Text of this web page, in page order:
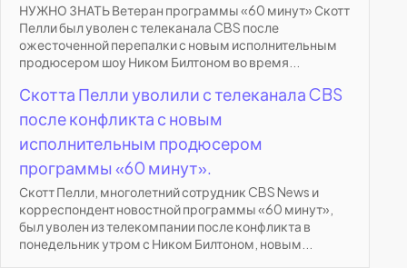
НУЖНО ЗНАТЬ Ветеран программы «60 минут» Скотт
Пелли был уволен с телеканала CBS после
ожесточенной перепалки с новым исполнительным
продюсером шоу Ником Билтоном во время...
Скотта Пелли уволили с телеканала CBS
после конфликта с новым
исполнительным продюсером
программы «60 минут».
Скотт Пелли, многолетний сотрудник CBS News и
корреспондент новостной программы «60 минут»,
был уволен из телекомпании после конфликта в
понедельник утром с Ником Билтоном, новым...